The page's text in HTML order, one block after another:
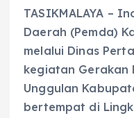
TASIKMALAYA –
Daerah (Pemda)
melalui Dinas
kegiatan Gerakan
Unggulan
bertempat di